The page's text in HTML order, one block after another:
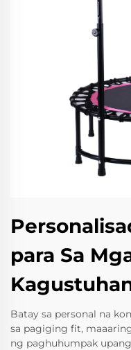
para Sa
Batay sa personal na
sa pagiging fit,
ng paghuhumpak